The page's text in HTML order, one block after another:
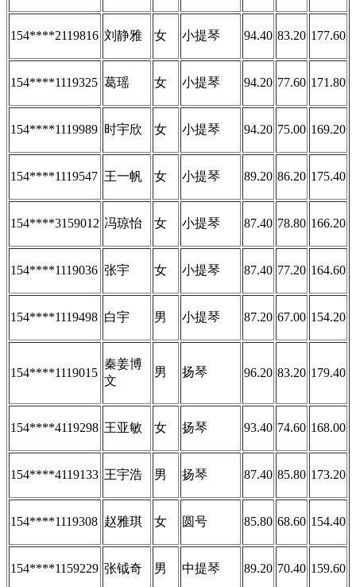
154****2119816 刘静雅 女 小提琴 94.40 83.20 177.60
154****1119325 葛瑶 女 小提琴 94.20 77.60 171.80
154****1119989 时宇欣 女 小提琴 94.20 75.00 169.20
154****1119547 王一帆 女 小提琴 89.20 86.20 175.40
154****3159012 冯琼怡 女 小提琴 87.40 78.80 166.20
154****1119036 张宇 女 小提琴 87.40 77.20 164.60
154****1119498 白宇 男 小提琴 87.20 67.00 154.20
154****1119015
秦姜博
文
男 扬琴 96.20 83.20 179.40
154****4119298 王亚敏 女 扬琴 93.40 74.60 168.00
154****4119133 王宇浩 男 扬琴 87.40 85.80 173.20
154****1119308 赵雅琪 女 圆号 85.80 68.60 154.40
154****1159229 张钺奇 男 中提琴 89.20 70.40 159.60